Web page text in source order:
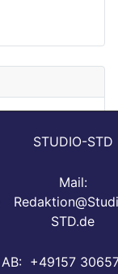
STUDIO-STD
Mail:
STD.de
AB: +49157